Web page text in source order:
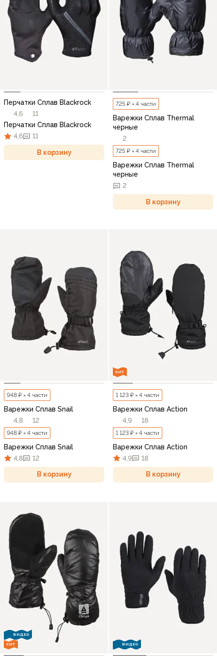
Перчатки Сплав Blackrock
4,6
11
Перчатки Сплав Blackrock
4,6
11
В корзину
725 ₽ × 4 части
Варежки Сплав Thermal
черные
2
725 ₽ × 4 части
Варежки Сплав Thermal
черные
2
В корзину
948 ₽ × 4 части
Варежки Сплав Snail
4,8
12
948 ₽ × 4 части
Варежки Сплав Snail
4,8
12
В корзину
ХИТ
1 123 ₽ × 4 части
Варежки Сплав Action
4,9
18
1 123 ₽ × 4 части
Варежки Сплав Action
4,9
18
В корзину
ВИДЕО
ХИТ
ВИДЕО